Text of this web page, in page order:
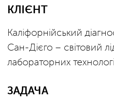
КЛІЄНТ
Каліфорнійський
Сан-Дієго – світовий
лабораторних
ЗАДАЧА